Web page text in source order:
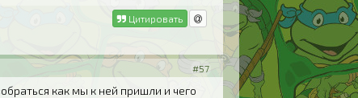
Цитировать
#57
как мы к ней пришли и чего